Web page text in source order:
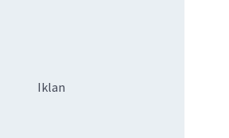
Iklan